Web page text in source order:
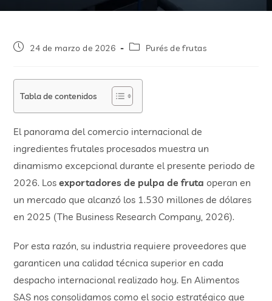
24 de marzo de 2026 Purés de frutas
Tabla de contenidos
El panorama del comercio internacional de
ingredientes frutales procesados muestra un
dinamismo excepcional durante el presente periodo de
2026. Losexportadores de pulpa de fruta operan en
un mercado que alcanzó los 1.530 millones de dólares
en 2025 (The Business Research Company, 2026).
Por esta razón, su industria requiere proveedores que
garanticen una calidad técnica superior en cada
despacho internacional realizado hoy. En Alimentos
SAS nos consolidamos como el socio estratégico que